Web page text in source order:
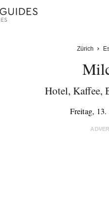
Zürich
Hotel, Kaffee,
Freitag,